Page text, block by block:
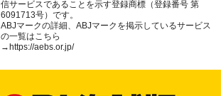
信サービスであることを示す登録商標（登録番号 第
6091713号）です。
ABJマークの詳細、ABJマークを掲示しているサービス
の一覧はこちら
→ https://aebs.or.jp/